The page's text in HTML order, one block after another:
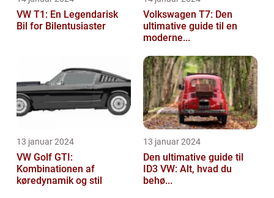
VW T1: En Legendarisk
Bil for Bilentusiaster
Volkswagen T7: Den
ultimative guide til en
moderne...
13 januar 2024
VW Golf GTI:
Kombinationen af
køredynamik og stil
13 januar 2024
Den ultimative guide til
ID3 VW: Alt, hvad du
behø...